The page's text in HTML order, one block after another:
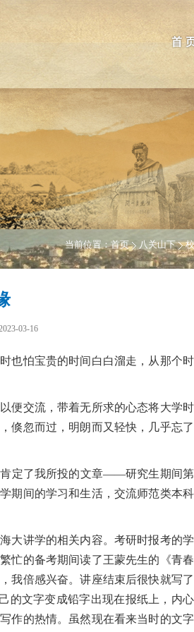
首
当前位置：首页 八关山下
03-16
怕宝贵的时间白白溜走，从那个时
交流，带着无所求的心态将大学时
倏忽而过，明朗而又轻快，几乎忘了
定了我所投的文章——研究生期间第
期间的学习和生活，交流师范类本科
讲学的相关内容。考研时报考的学
忙的备考期间读了王蒙先生的《青春
我倍感兴奋。讲座结束后很快就写了
的文字变成铅字出现在报纸上，内心
作的热情。虽然现在看来当时的文字